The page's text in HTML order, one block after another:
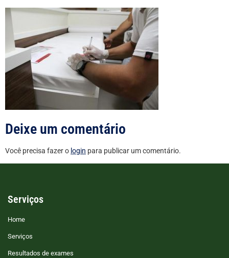
Deixe um comentário
Você precisa fazer o login para publicar um comentário.
Serviços
Home
Serviços
Resultados de exames